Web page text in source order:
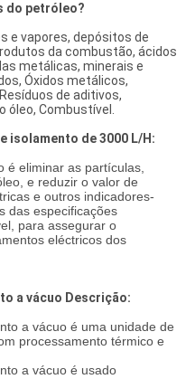
do petróleo?
e vapores, depósitos de
da combustão, ácidos
metálicas, minerais e
Óxidos metálicos,
de aditivos,
óleo, Combustível.
isolamento de 3000 L/H:
é eliminar as partículas,
e reduzir o valor de
e outros indicadores-
das especificações
para assegurar o
eléctricos dos
a vácuo Descrição:
a vácuo é uma unidade de
processamento térmico e
a vácuo é usado